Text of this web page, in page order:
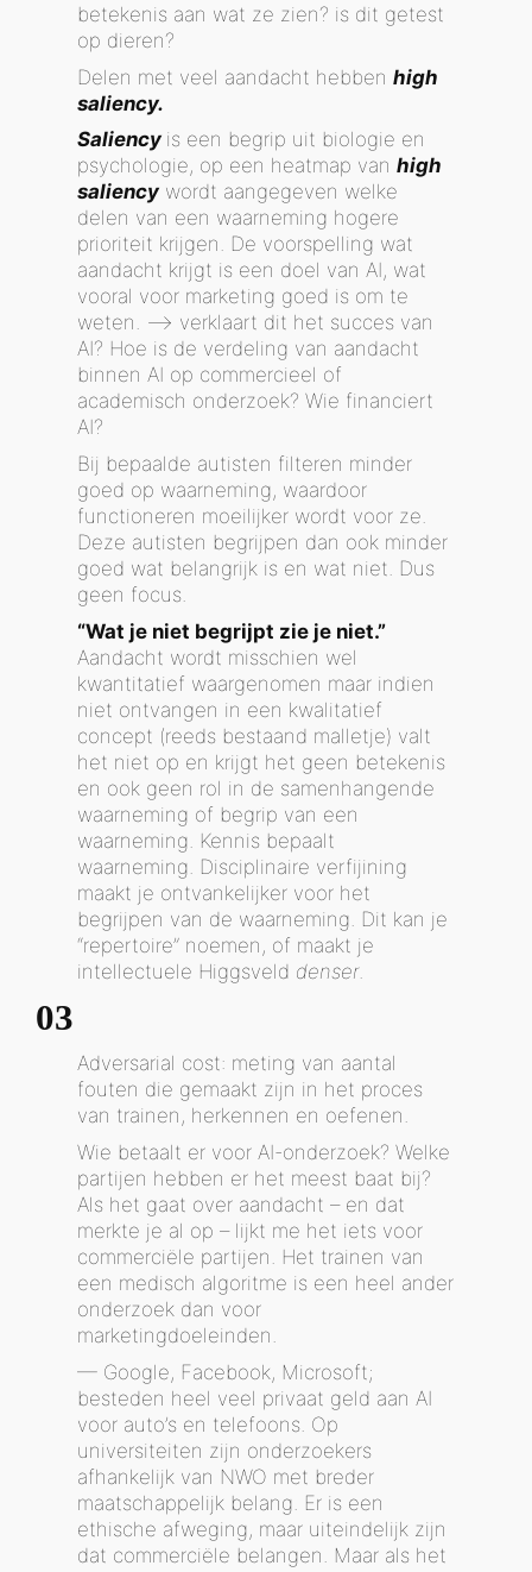
betekenis aan wat ze zien? is dit getest
op dieren?
Delen met veel aandacht hebbenhigh
saliency.
Saliency is een begrip uit biologie en
psychologie, op een heatmap vanhigh
saliency wordt aangegeven welke
delen van een waarneming hogere
prioriteit krijgen. De voorspelling wat
aandacht krijgt is een doel van AI, wat
vooral voor marketing goed is om te
weten. —> verklaart dit het succes van
AI? Hoe is de verdeling van aandacht
binnen AI op commercieel of
academisch onderzoek? Wie financiert
AI?
Bij bepaalde autisten filteren minder
goed op waarneming, waardoor
functioneren moeilijker wordt voor ze.
Deze autisten begrijpen dan ook minder
goed wat belangrijk is en wat niet. Dus
geen focus.
“Wat je niet begrijpt zie je niet.”
Aandacht wordt misschien wel
kwantitatief waargenomen maar indien
niet ontvangen in een kwalitatief
concept (reeds bestaand malletje) valt
het niet op en krijgt het geen betekenis
en ook geen rol in de samenhangende
waarneming of begrip van een
waarneming. Kennis bepaalt
waarneming. Disciplinaire verfijining
maakt je ontvankelijker voor het
begrijpen van de waarneming. Dit kan je
“repertoire” noemen, of maakt je
intellectuele Higgsveld denser.
03
Adversarial cost: meting van aantal
fouten die gemaakt zijn in het proces
van trainen, herkennen en oefenen.
Wie betaalt er voor AI-onderzoek? Welke
partijen hebben er het meest baat bij?
Als het gaat over aandacht – en dat
merkte je al op – lijkt me het iets voor
commerciële partijen. Het trainen van
een medisch algoritme is een heel ander
onderzoek dan voor
marketingdoeleinden.
— Google, Facebook, Microsoft;
besteden heel veel privaat geld aan AI
voor auto’s en telefoons. Op
universiteiten zijn onderzoekers
afhankelijk van NWO met breder
maatschappelijk belang. Er is een
ethische afweging, maar uiteindelijk zijn
dat commerciële belangen. Maar als het